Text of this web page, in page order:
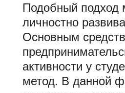
Подобный подход
личностно
Основным
активности у
метод. В данной